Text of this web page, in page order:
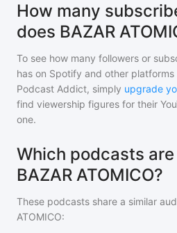
How many
does BAZAR
To see how many followers or
has on Spotify and other
Podcast Addict, simply upgrade
find viewership figures for their
one.
Which podcasts
BAZAR ATOMICO?
These podcasts share a similar
ATOMICO: